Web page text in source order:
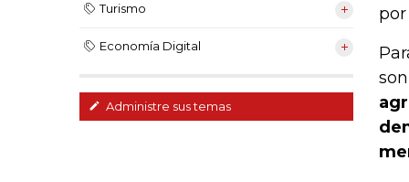
Turismo
Economía Digital
Administre sus temas